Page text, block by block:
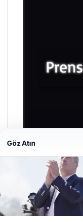
Prenses Night
Nisan 29, 2026
Web sitemizi nasıl
Göz Atın